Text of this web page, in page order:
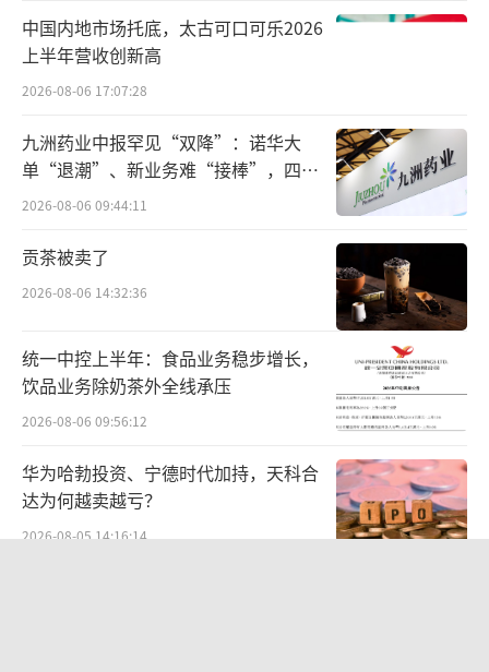
自成立以来，阿维塔已完成四轮融资，累
计募资约190.67亿元。其中，2023年11月完成
30亿元融资，长安汽车增资12.3亿元，南方资
产、重庆产业母基金等参与，彼时公司估值14
0.85亿元。2024年12月，阿维塔完成超110亿
元C轮融资，由长安汽车、渝富系基金、南方资
资。长安汽车在此轮增资45.51亿元，持股比例
保持在40.99%。
阿维塔采用轻资产运营模式，将制造环节
交由大股东长安汽车完成，自身聚焦产品定
义、设计、核心技术开发、品牌推广、销售及
生态系统运营。截至2025年末，公司员工总数3
978名，研发人员占比高达55.0%，累计获得15
59项专利。
中国内地市场托底，太古可口可乐2026
上半年营收创新高
2026-08-06 17:07:28
九洲药业中报罕见“双降”：诺华大
单“退潮”、新业务难“接棒”，四大
难关待闯
2026-08-06 09:44:11
贡茶被卖了
2026-08-06 14:32:36
统一中控上半年：食品业务稳步增长，
饮品业务除奶茶外全线承压
2026-08-06 09:56:12
华为哈勃投资、宁德时代加持，天科合
达为何越卖越亏？
2026-08-05 14:16:14